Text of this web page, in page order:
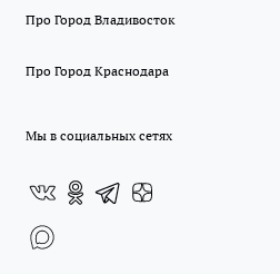
Про Город Владивосток
Про Город Краснодара
Мы в социальных сетях